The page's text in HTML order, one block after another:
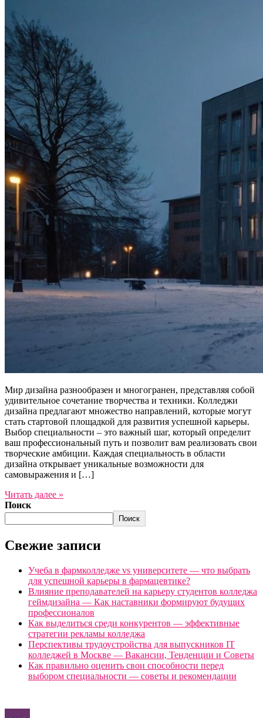
Мир дизайна разнообразен и многогранен, представляя собой
удивительное сочетание творчества и техники. Колледжи
дизайна предлагают множество направлений, которые могут
стать стартовой площадкой для развития успешной карьеры.
Выбор специальности – это важный шаг, который определит
ваш профессиональный путь и позволит вам реализовать свои
творческие амбиции. Каждая специальность в области
дизайна открывает уникальные возможности для
самовыражения и […]
Читать далее »
Поиск
Поиск
Свежие записи
Учеба в фармколледже vs университете — что выбрать
для успешной карьеры в фармацевтике?
Влияние преподавателей на карьеру студентов колледжа
геймдизайна — Как наставники формируют будущих
профессионалов
Как выделиться среди конкурентов — эффективные
стратегии рекламы колледжа
Перспективы трудоустройства для выпускников IT
колледжей в Москве — Вакансии, Тенденции и Советы
Как правильно оценить свои способности перед
выбором специальности — советы и рекомендации